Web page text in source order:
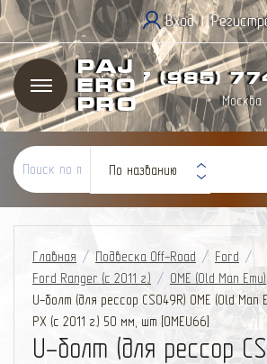
Вход |
Paj
ero
Pro
+7 (985)
Москва
По названию
Главная / Подвеска Off-Road / Ford /
Ford Ranger (с 2011 г.) / OME (Old Man Emu)
U-болт (для рессор CS049R) OME (Old Man
PX (с 2011 г.) 50 мм, шт [OMEU66]
U-болт (для рессор